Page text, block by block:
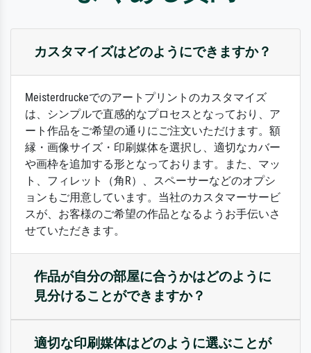
カスタマイズはどのようにできますか？
Meisterdruckeでのアートプリントのカスタマイズ
は、シンプルで直感的なプロセスとなっており、ア
ート作品をご希望の通りにご注文いただけます。額
縁・画像サイズ・印刷媒体を選択し、適切なカバー
や画枠を追加する形となっております。また、マッ
ト、フィレット（角R）、スペーサーなどのオプシ
ョンもご用意しています。当社のカスタマーサービ
スが、お客様のご希望の作品となるようお手伝いさ
せていただきます。
作品が自分の部屋に合うかはどのように
見分けることができますか？
適切な印刷媒体はどのように選ぶことが